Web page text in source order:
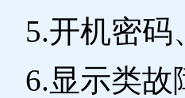
5.开机密码
6.显示类